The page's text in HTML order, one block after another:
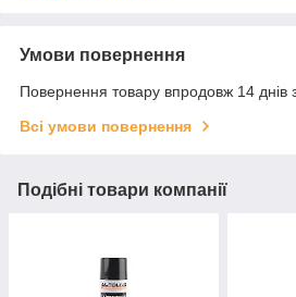
Умови повернення
Повернення товару впродовж 14 днів
Всі умови повернення
Подібні товари компанії